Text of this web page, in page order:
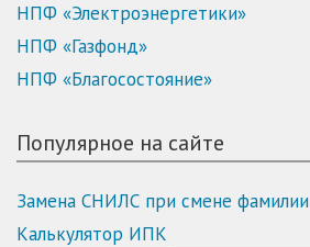
НПФ «Электроэнергетики»
НПФ «Газфонд»
НПФ «Благосостояние»
Популярное на сайте
Замена СНИЛС при смене фамилии
Калькулятор ИПК